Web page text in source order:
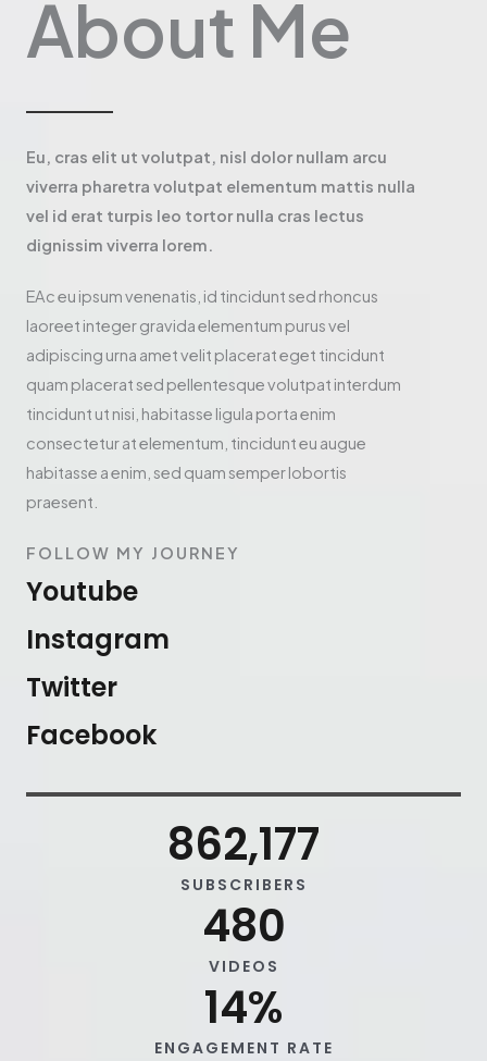
About Me
Eu, cras elit ut volutpat, nisl dolor nullam arcu
viverra pharetra volutpat elementum mattis nulla
vel id erat turpis leo tortor nulla cras lectus
dignissim viverra lorem.
EAc eu ipsum venenatis, id tincidunt sed rhoncus
laoreet integer gravida elementum purus vel
adipiscing urna amet velit placerat eget tincidunt
quam placerat sed pellentesque volutpat interdum
tincidunt ut nisi, habitasse ligula porta enim
consectetur at elementum, tincidunt eu augue
habitasse a enim, sed quam semper lobortis
praesent.
FOLLOW MY JOURNEY
Youtube
Instagram
Twitter
Facebook
862,177
SUBSCRIBERS
480
VIDEOS
14%
ENGAGEMENT RATE